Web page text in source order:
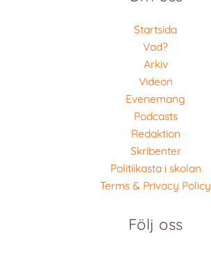
Startsida
Vad?
Arkiv
Videon
Evenemang
Podcasts
Redaktion
Skribenter
Politiikasta i skolan
Terms & Privacy Policy
Följ oss